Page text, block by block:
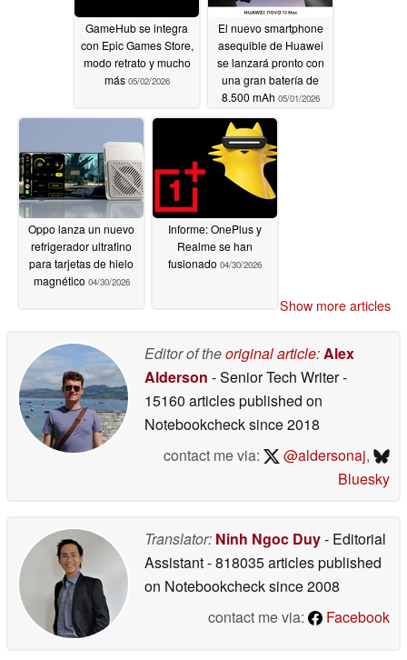
GameHub se integra
con Epic Games Store,
modo retrato y mucho
más 05/02/2026
El nuevo smartphone
asequible de Huawei
se lanzará pronto con
una gran batería de
8.500 mAh 05/01/2026
Oppo lanza un nuevo
refrigerador ultrafino
para tarjetas de hielo
magnético 04/30/2026
Informe: OnePlus y
Realme se han
fusionado 04/30/2026
Show more articles
Editor of theoriginal article:Alex
Alderson - Senior Tech Writer-
15160 articles published on
Notebookchecksince 2018
contact me via:
@aldersonaj,
Bluesky
Translator: Ninh Ngoc Duy- Editorial
Assistant- 818035 articles published
on Notebookchecksince 2008
contact me via:
Facebook